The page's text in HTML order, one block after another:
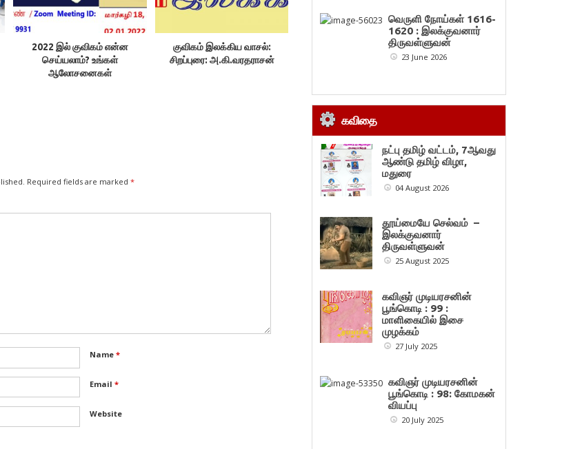
2022 இல் குவிகம் என்ன
செய்யலாம்? உங்கள்
ஆலோசனைகள்
குவிகம் இலக்கிய வாசல்:
சிறப்புரை: அ.கி.வரதராசன்
Required fields are marked *
Name *
Email *
Website
வெருளி நோய்கள் 1616-
1620 : இலக்குவனார்
திருவள்ளுவன்
23 June 2026
கவிதை
நட்பு தமிழ் வட்டம், 7ஆவது
ஆண்டு தமிழ் விழா,
மதுரை
04 August 2026
தூய்மையே செல்வம் –
இலக்குவனார்
திருவள்ளுவன்
25 August 2025
கவிஞர் முடியரசனின்
பூங்கொடி : 99 :
மாளிகையில் இசை
முழக்கம்
27 July 2025
கவிஞர் முடியரசனின்
பூங்கொடி : 98: கோமகன்
வியப்பு
20 July 2025